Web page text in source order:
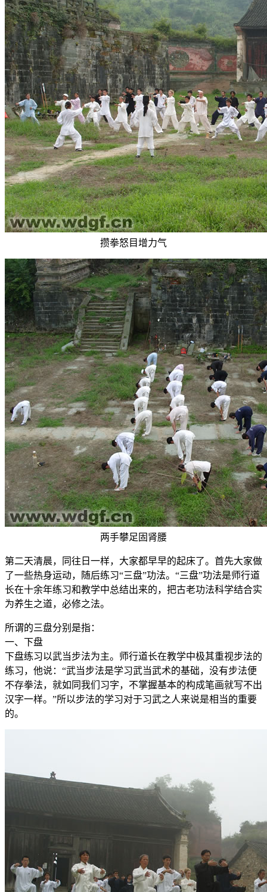
攒拳怒目增力气
两手攀足固肾腰
第二天清晨，同往日一样，大家都早早的起床了。首先大家做
了一些热身运动，随后练习“三盘”功法。“三盘”功法是师行道
长在十余年练习和教学中总结出来的，把古老功法科学结合实
为养生之道，必修之法。
所谓的三盘分别是指：
一、下盘
下盘练习以武当步法为主。师行道长在教学中极其重视步法的
练习，他说：“武当步法是学习武当武术的基础，没有步法便
不存拳法，就如同我们习字，不掌握基本的构成笔画就写不出
汉字一样。”所以步法的学习对于习武之人来说是相当的重要
的。